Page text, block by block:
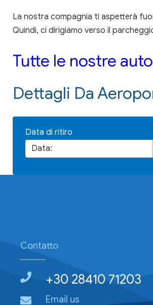
La nostra compagnia ti aspetterà
Quindi, ci dirigiamo verso il
Tutte le nostre
Dettagli Da
Data di ritiro
Contatto
+30 28410 71203
Email us